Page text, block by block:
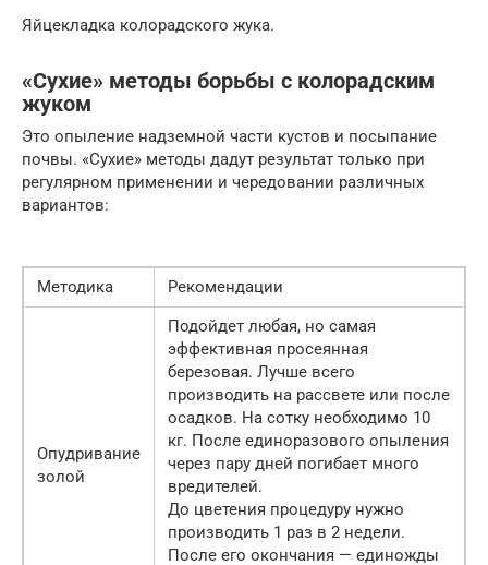
Яйцекладка колорадского жука.
«Сухие» методы борьбы с колорадским
жуком
Это опыление надземной части кустов и посыпание
почвы. «Сухие» методы дадут результат только при
регулярном применении и чередовании различных
вариантов:
Методика Рекомендации
Опудривание
золой
Подойдет любая, но самая
эффективная просеянная
березовая. Лучше всего
производить на рассвете или после
осадков. На сотку необходимо 10
кг. После единоразового опыления
через пару дней погибает много
вредителей.
До цветения процедуру нужно
производить 1 раз в 2 недели.
После его окончания — единожды